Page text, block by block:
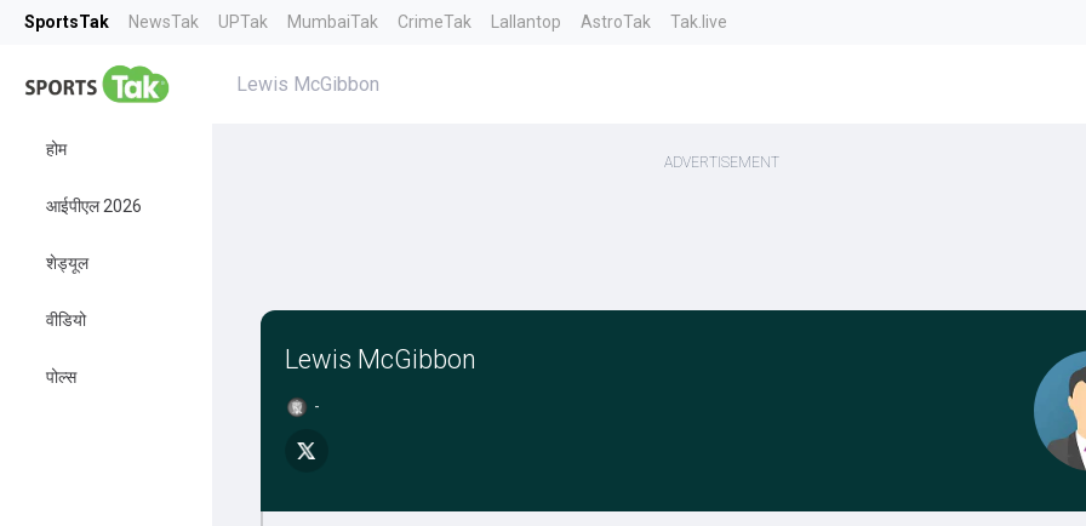
SportsTak NewsTak UPTak MumbaiTak CrimeTak Lallantop AstroTak Tak.live
होम
आईपीएल 2026
शेड्यूल
वीडियो
पोल्स
Lewis McGibbon
Lewis McGibbon
-